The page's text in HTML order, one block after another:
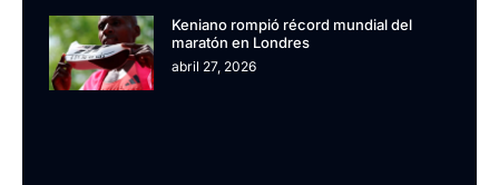
Keniano rompió récord mundial del
maratón en Londres
abril 27, 2026